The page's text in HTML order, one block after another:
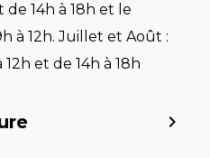
de 14h à 18h et le
à 12h. Juillet et Août :
et de 14h à 18h